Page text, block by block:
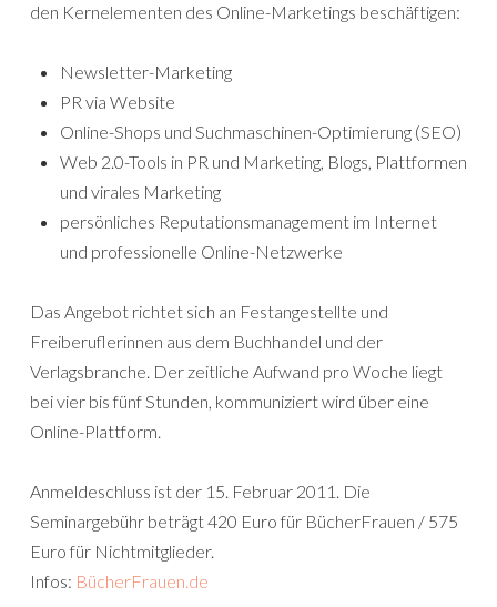
den Kernelementen des Online-Marketings beschäftigen:
Newsletter-Marketing
PR via Website
Online-Shops und Suchmaschinen-Optimierung (SEO)
Web 2.0-Tools in PR und Marketing, Blogs, Plattformen
und virales Marketing
persönliches Reputationsmanagement im Internet
und professionelle Online-Netzwerke
Das Angebot richtet sich an Festangestellte und
Freiberuflerinnen aus dem Buchhandel und der
Verlagsbranche. Der zeitliche Aufwand pro Woche liegt
bei vier bis fünf Stunden, kommuniziert wird über eine
Online-Plattform.
Anmeldeschluss ist der 15. Februar 2011. Die
Seminargebühr beträgt 420 Euro für BücherFrauen / 575
Euro für Nichtmitglieder.
Infos: BücherFrauen.de